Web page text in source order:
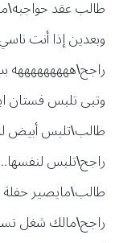
طالب عقد
وبعدين إذا أنت
وتبى تلبس
طالب\تلبس أبيض
راجح\تلبس
طالب\مايصير
راجح\مالك شغل